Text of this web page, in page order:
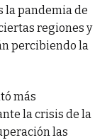
la pandemia de
regiones y
percibiendo la
más
la crisis de la
las